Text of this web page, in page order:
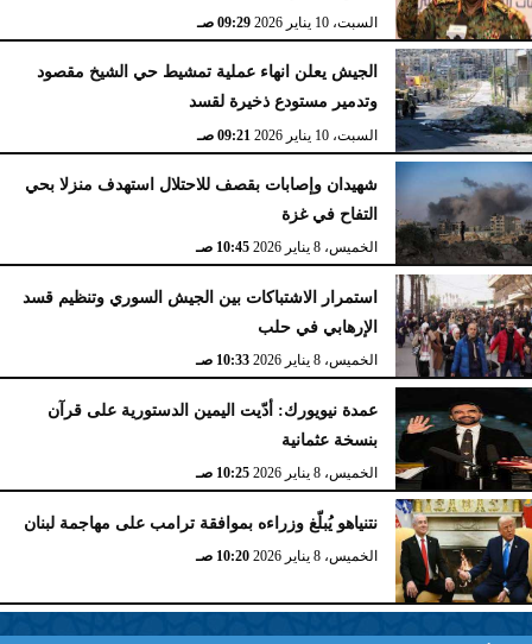
السبت، 10 يناير 2026 09:29 صـ
الجيش يعلن انهاء عملية تمشيط حي الشيخ مقصود
وتدمير مستودع ذخيرة لقسد
السبت، 10 يناير 2026 09:21 صـ
شهيدان وإصابات بقصف للاحتلال استهدف منزلا بحي
التفاح في غزة
الخميس، 8 يناير 2026 10:45 صـ
استمرار الاشتباكات بين الجيش السوري وتنظيم قسد
الإرهابي في حلب
الخميس، 8 يناير 2026 10:33 صـ
عمدة نيويورك: أدّيت اليمين الدستورية على قرآن
بنسخة عثمانية
الخميس، 8 يناير 2026 10:25 صـ
نتنياهو يُبلّغ وزراءه بموافقة ترامب على مهاجمة لبنان
الخميس، 8 يناير 2026 10:20 صـ